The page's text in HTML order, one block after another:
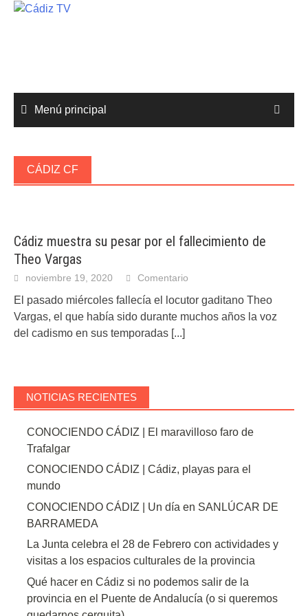
Saltar
Menú principal
CÁDIZ CF
Cádiz muestra su pesar por el fallecimiento de
Theo Vargas
noviembre 19, 2020 Comentario
El pasado miércoles fallecía el locutor gaditano Theo
Vargas, el que había sido durante muchos años la voz
del cadismo en sus temporadas [...]
NOTICIAS RECIENTES
CONOCIENDO CÁDIZ | El maravilloso faro de
Trafalgar
CONOCIENDO CÁDIZ | Cádiz, playas para el
mundo
CONOCIENDO CÁDIZ | Un día en SANLÚCAR DE
BARRAMEDA
La Junta celebra el 28 de Febrero con actividades y
visitas a los espacios culturales de la provincia
Qué hacer en Cádiz si no podemos salir de la
provincia en el Puente de Andalucía (o si queremos